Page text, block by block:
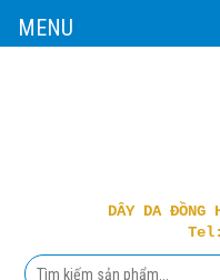
DÂY DA ĐỒNG
MENU